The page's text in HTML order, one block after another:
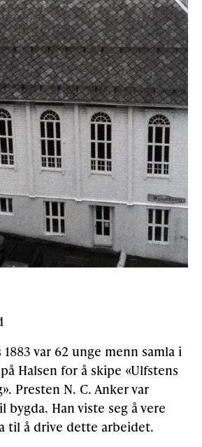
var 62 unge menn samla i
Halsen for å skipe «Ulfstens
Presten N. C. Anker var
Han viste seg å vere
til å drive dette arbeidet.